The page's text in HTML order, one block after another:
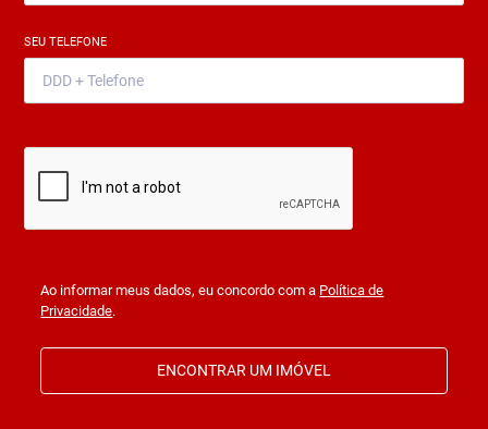
SEU TELEFONE
Ao informar meus dados, eu concordo com a Política de
Privacidade.
ENCONTRAR UM IMÓVEL